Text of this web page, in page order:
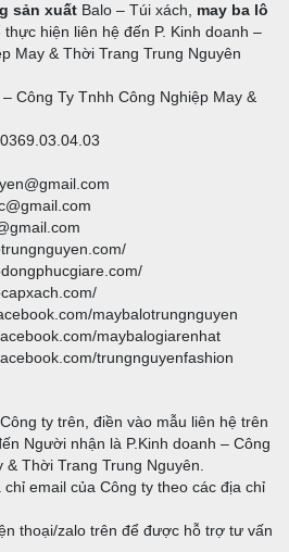
sản xuất Balo – Túi xách, may ba lô
thực hiện liên hệ đến P. Kinh doanh –
May & Thời Trang Trung Nguyên
Công Ty Tnhh Công Nghiệp May &
maybalotrungnguyen
maybalogiarenhat
trungnguyenfashion
ty trên, điền vào mẫu liên hệ trên
Người nhận là P.Kinh doanh – Công
& Thời Trang Trung Nguyên.
email của Công ty theo các địa chỉ
thoại/zalo trên để được hỗ trợ tư vấn